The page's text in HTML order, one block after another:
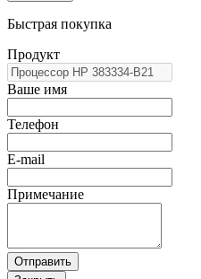
Быстрая покупка
Продукт
Ваше имя
Телефон
E-mail
Примечание
Отправить